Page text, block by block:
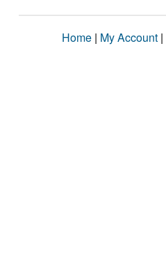
Home | My Account |